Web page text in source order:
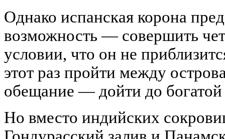
Однако испанская корона
возможность — совершить
условии, что он не
этот раз пройти между
обещание — дойти до
Но вместо индийских